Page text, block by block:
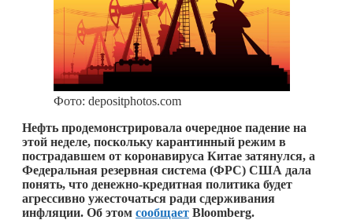
Фото: depositphotos.com
Нефть продемонстрировала очередное падение на
этой неделе, поскольку карантинный режим в
пострадавшем от коронавируса Китае затянулся, а
Федеральная резервная система (ФРС) США дала
понять, что денежно-кредитная политика будет
агрессивно ужесточаться ради сдерживания
инфляции. Об этом сообщает Bloomberg.